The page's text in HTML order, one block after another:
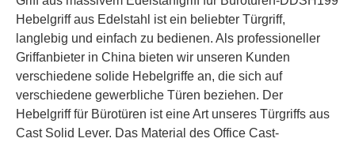
Edelstahl 304 runde röhrenförmige maßgefertigte Hebelgriff für Holztür-DDSH200
Hebelgriff aus Edelstahl ist ein beliebter Türgriff,
langlebig und einfach zu bedienen. Als professioneller
Griffanbieter in China bieten wir unseren Kunden
verschiedene solide Hebelgriffe an, die sich auf
verschiedene gewerbliche Türen beziehen. Der
Hebelgriff für Bürotüren ist eine Art unseres Türgriffs aus
Cast Solid Lever. Das Material des Office Cast-